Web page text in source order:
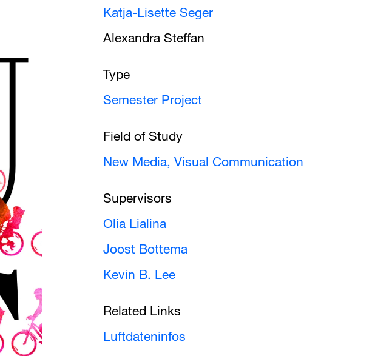
Katja-Lisette Seger
Alexandra Steffan
Type
Semester Project
Field of Study
New Media, Visual Communication
Supervisors
Olia Lialina
Joost Bottema
Kevin B. Lee
Related Links
Luftdateninfos